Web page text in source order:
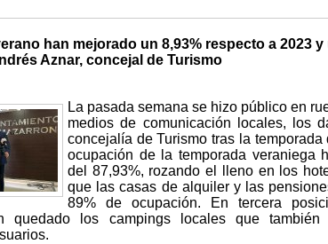
han mejorado un 8,93% respecto a 2023 y
Aznar, concejal de Turismo
La pasada semana se hizo público en
medios de comunicación locales, los
concejalía de Turismo tras la temporada
ocupación de la temporada veraniega
del 87,93%, rozando el lleno en los
que las casas de alquiler y las
89% de ocupación. En tercera
quedado los campings locales que